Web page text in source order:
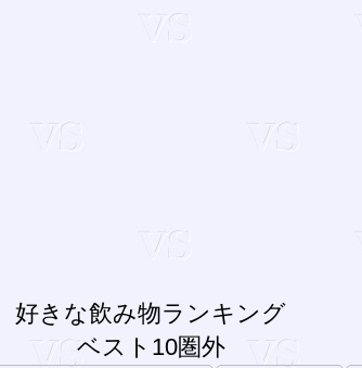
好きな飲み物ランキング
ベスト10圏外